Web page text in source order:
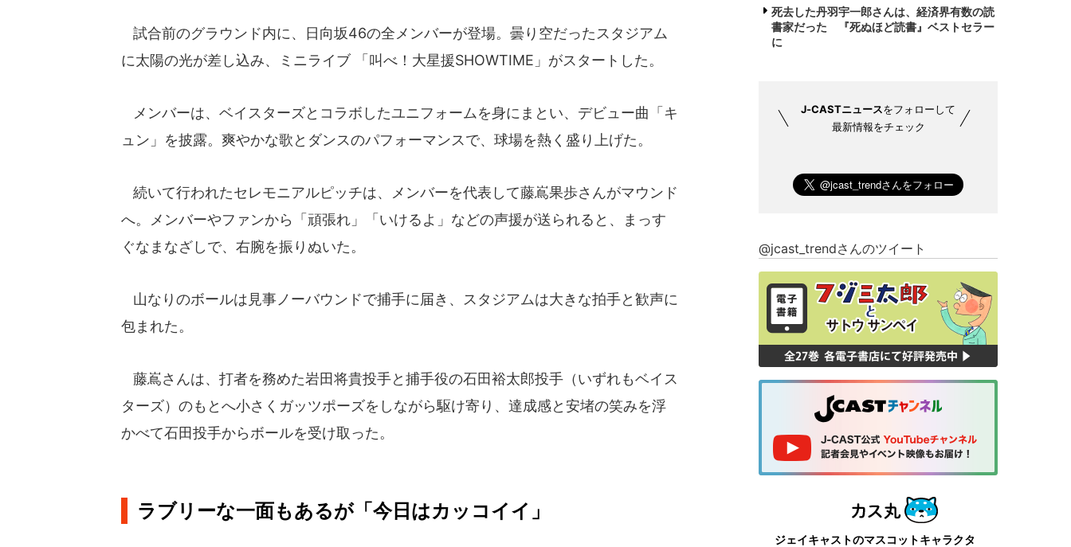
試合前のグラウンド内に、日向坂46の全メンバーが登場。曇り空だったスタジアム
に太陽の光が差し込み、ミニライブ 「叫べ！大星援SHOWTIME」がスタートした。
メンバーは、ベイスターズとコラボしたユニフォームを身にまとい、デビュー曲「キ
ュン」を披露。爽やかな歌とダンスのパフォーマンスで、球場を熱く盛り上げた。
続いて行われたセレモニアルピッチは、メンバーを代表して藤嶌果歩さんがマウンド
へ。メンバーやファンから「頑張れ」「いけるよ」などの声援が送られると、まっす
ぐなまなざしで、右腕を振りぬいた。
山なりのボールは見事ノーバウンドで捕手に届き、スタジアムは大きな拍手と歓声に
包まれた。
藤嶌さんは、打者を務めた岩田将貴投手と捕手役の石田裕太郎投手（いずれもベイス
ターズ）のもとへ小さくガッツポーズをしながら駆け寄り、達成感と安堵の笑みを浮
かべて石田投手からボールを受け取った。
ラブリーな一面もあるが「今日はカッコイイ」
死去した丹羽宇一郎さんは、経済界有数の読
書家だった 『死ぬほど読書』ベストセラー
に
J-CASTニュースをフォローして
最新情報をチェック
@jcast_trendさんのツイート
ジェイキャストのマスコットキャラクタ